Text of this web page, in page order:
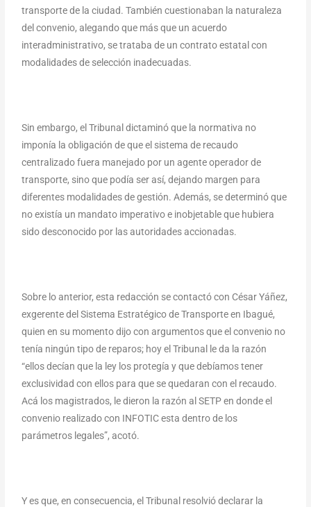
transporte de la ciudad. También cuestionaban la naturaleza
del convenio, alegando que más que un acuerdo
interadministrativo, se trataba de un contrato estatal con
modalidades de selección inadecuadas.
Sin embargo, el Tribunal dictaminó que la normativa no
imponía la obligación de que el sistema de recaudo
centralizado fuera manejado por un agente operador de
transporte, sino que podía ser así, dejando margen para
diferentes modalidades de gestión. Además, se determinó que
no existía un mandato imperativo e inobjetable que hubiera
sido desconocido por las autoridades accionadas.
Sobre lo anterior, esta redacción se contactó con César Yáñez,
exgerente del Sistema Estratégico de Transporte en Ibagué,
quien en su momento dijo con argumentos que el convenio no
tenía ningún tipo de reparos; hoy el Tribunal le da la razón
“ellos decían que la ley los protegía y que debíamos tener
exclusividad con ellos para que se quedaran con el recaudo.
Acá los magistrados, le dieron la razón al SETP en donde el
convenio realizado con INFOTIC esta dentro de los
parámetros legales”, acotó.
Y es que, en consecuencia, el Tribunal resolvió declarar la